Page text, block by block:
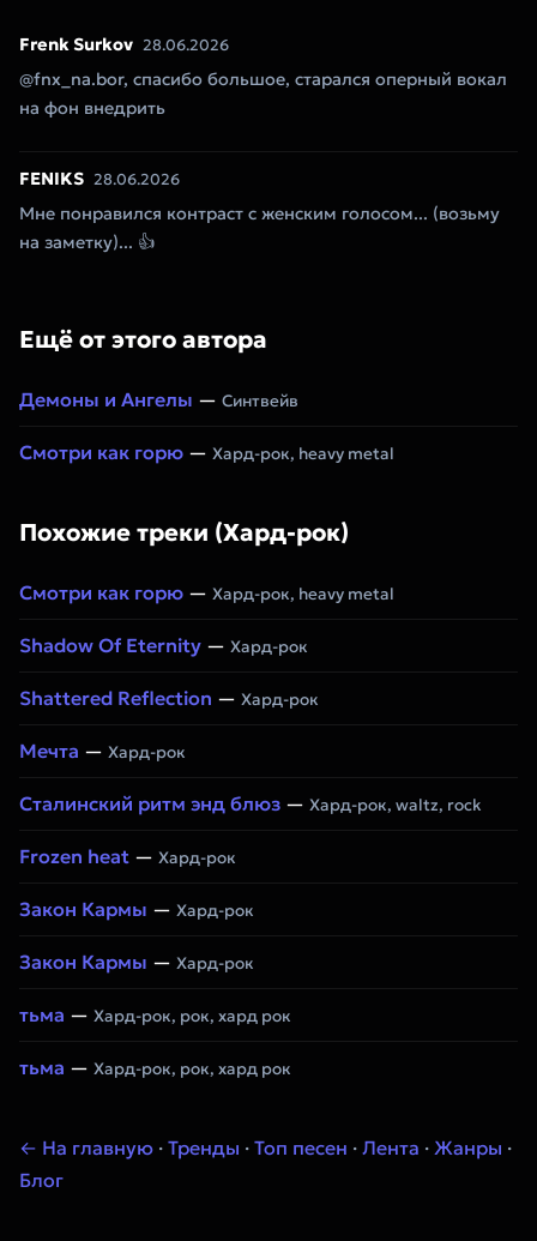
Frenk Surkov 28.06.2026
@fnx_na.bor, спасибо большое, старался оперный вокал
на фон внедрить
FENIKS 28.06.2026
Мне понравился контраст с женским голосом... (возьму
на заметку)... 👍
Ещё от этого автора
Демоны и Ангелы — Синтвейв
Смотри как горю — Хард-рок, heavy metal
Похожие треки (Хард-рок)
Смотри как горю — Хард-рок, heavy metal
Shadow Of Eternity — Хард-рок
Shattered Reflection — Хард-рок
Мечта — Хард-рок
Сталинский ритм энд блюз — Хард-рок, waltz, rock
Frozen heat — Хард-рок
Закон Кармы — Хард-рок
Закон Кармы — Хард-рок
тьма — Хард-рок, рок, хард рок
тьма — Хард-рок, рок, хард рок
← На главную · Тренды · Топ песен · Лента · Жанры ·
Блог